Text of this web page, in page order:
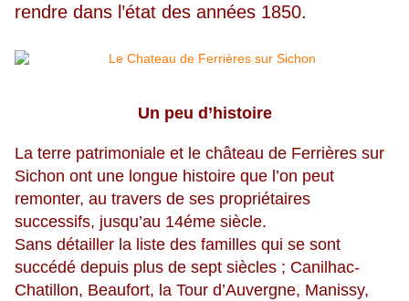
rendre dans l’état des années 1850.
Un peu d’histoire
La terre patrimoniale et le château de Ferrières sur
Sichon ont une longue histoire que l’on peut
remonter, au travers de ses propriétaires
successifs, jusqu’au 14éme siècle.
Sans détailler la liste des familles qui se sont
succédé depuis plus de sept siècles ; Canilhac-
Chatillon, Beaufort, la Tour d’Auvergne, Manissy,